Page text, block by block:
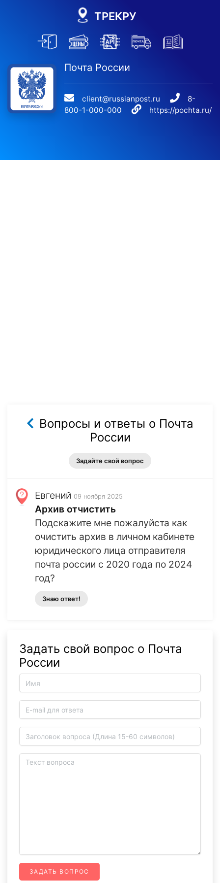
ТРЕКРУ
Почта России
client@russianpost.ru
8-
800-1-000-000
https://pochta.ru/
Вопросы и ответы о Почта
России
Задайте свой вопрос
Евгений 09 ноября 2025
Архив отчистить
Подскажите мне пожалуйста как
очистить архив в личном кабинете
юридического лица отправителя
почта россии с 2020 года по 2024
год?
Знаю ответ!
Задать свой вопрос о Почта
России
ЗАДАТЬ ВОПРОС